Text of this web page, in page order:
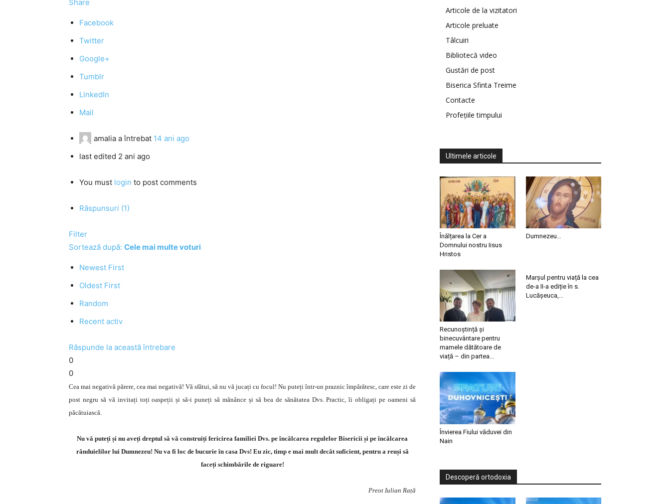
Share
Facebook
Twitter
Google+
Tumblr
LinkedIn
Mail
amalia a întrebat 14 ani ago
last edited 2 ani ago
You must login to post comments
Răspunsuri (1)
Filter
Sortează după: Cele mai multe voturi
Newest First
Oldest First
Random
Recent activ
Răspunde la această întrebare
0
0
Cea mai negativă părere, cea mai negativă! Vă sfătui, să nu vă jucați cu focul! Nu puteți într-un praznic împărătesc, care este zi de
post negru să vă invitați toți oaspeții și să-i puneți să mănânce și să bea de sănătatea Dvs. Practic, îi obligați pe oameni să
păcătuiască.
Nu vă puteți și nu aveți dreptul să vă construiți fericirea familiei Dvs. pe încălcarea regulelor Bisericii și pe încălcarea
rânduielilor lui Dumnezeu! Nu va fi loc de bucurie în casa Dvs! Eu zic, timp e mai mult decât suficient, pentru a reuși să
faceți schimbările de riguare!
Preot Iulian Rață
Articole de la vizitatori
Articole preluate
Tâlcuiri
Bibliotecă video
Gustări de post
Biserica Sfinta Treime
Contacte
Profețiile timpului
Ultimele articole
Înălțarea la Cer a
Domnului nostru Iisus
Hristos
Dumnezeu…
Recunoștință și
binecuvântare pentru
mamele dătătoare de
viață – din partea...
Marșul pentru viață la cea
de-a II-a ediție în s.
Lucășeuca,...
Învierea Fiului văduvei din
Nain
Descoperă ortodoxia